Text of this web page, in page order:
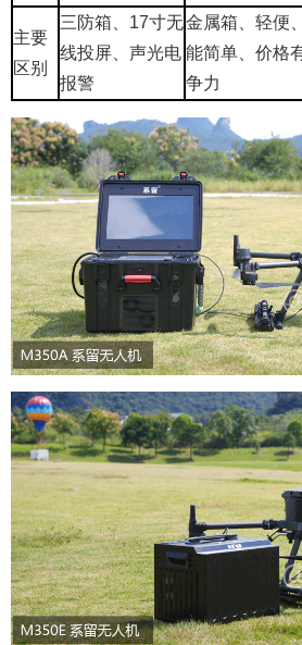
主要
区别
三防箱、17寸无
线投屏、声光电
报警
金属箱、轻便
能简单、价格
争力